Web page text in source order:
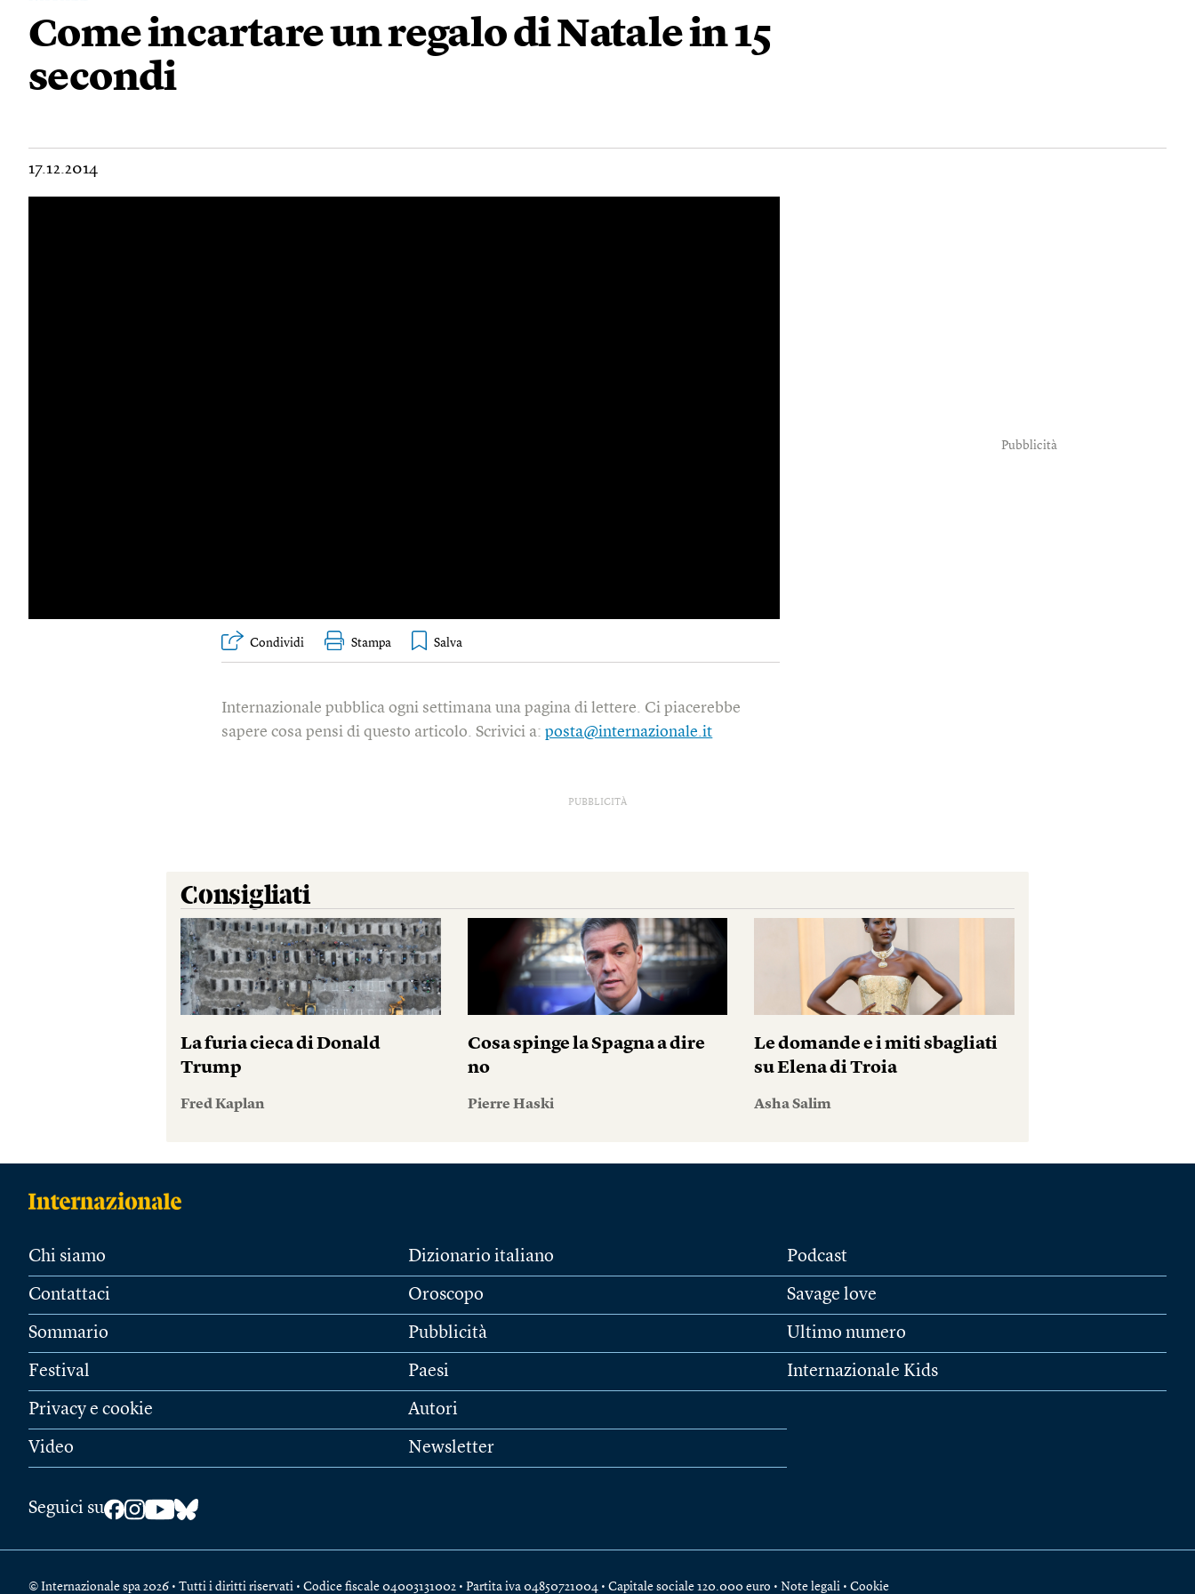
Come incartare un regalo di Natale in 15
secondi
17.12.2014
Condividi Stampa
Internazionale pubblica ogni settimana una pagina di lettere. Ci piacerebbe
sapere cosa pensi di questo articolo. Scrivici a:posta@internazionale.it
Pubblicità
PUBBLICITÀ
Consigliati
La furia cieca di Donald
Trump
Fred Kaplan
Cosa spinge la Spagna a dire
no
Pierre Haski
Le domande e i miti sbagliati
su Elena di Troia
Asha Salim
Chi siamo
Contattaci
Sommario
Festival
Privacy e cookie
Video
Dizionario italiano
Oroscopo
Pubblicità
Paesi
Autori
Newsletter
Podcast
Savage love
Ultimo numero
Internazionale Kids
Seguici su
© Internazionale spa 2026 • Tutti i diritti riservati • Codice fiscale 04003131002 • Partita iva 04850721004 • Capitale sociale 120.000 euro • Note legali • Cookie